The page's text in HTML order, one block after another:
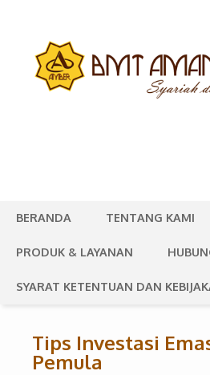
BERANDA TENTANG KAMI
PRODUK & LAYANAN
SYARAT KETENTUAN DAN
Tips Investasi
Pemula